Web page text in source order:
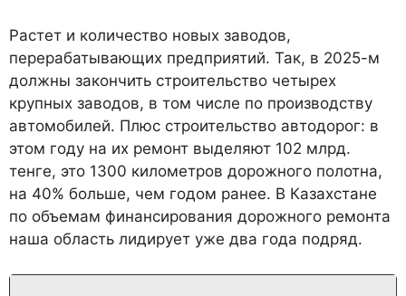
Растет и количество новых заводов,
перерабатывающих предприятий. Так, в 2025-м
должны закончить строительство четырех
крупных заводов, в том числе по производству
автомобилей. Плюс строительство автодорог: в
этом году на их ремонт выделяют 102 млрд.
тенге, это 1300 километров дорожного полотна,
на 40% больше, чем годом ранее. В Казахстане
по объемам финансирования дорожного ремонта
наша область лидирует уже два года подряд.